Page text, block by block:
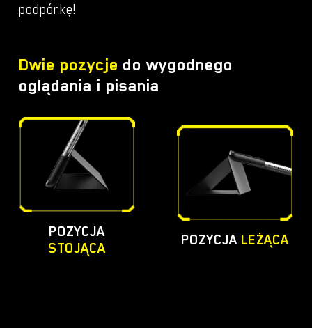
podpórkę!
Dwie pozycje do wygodnego
oglądania i pisania
POZYCJA
STOJĄCA
POZYCJA LEŻĄCA